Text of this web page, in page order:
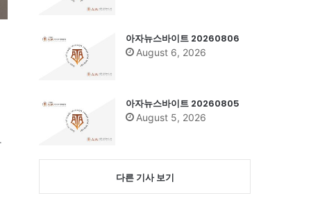
아자뉴스바이트 20260806
August 6, 2026
아자뉴스바이트 20260805
August 5, 2026
다른 기사 보기